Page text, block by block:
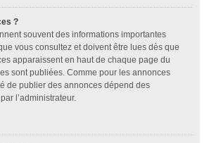
?
souvent des informations importantes
vous consultez et doivent être lues dès que
apparaissent en haut de chaque page du
sont publiées. Comme pour les annonces
de publier des annonces dépend des
l’administrateur.